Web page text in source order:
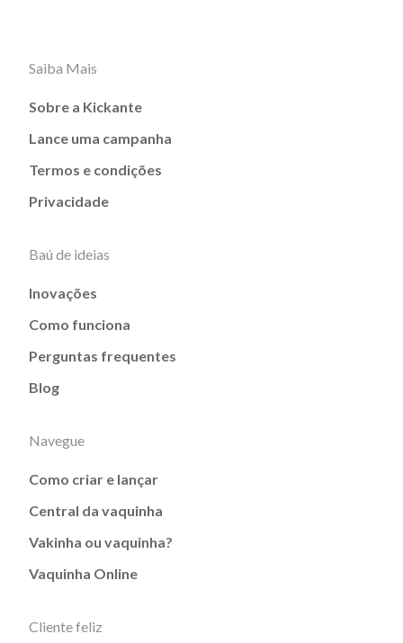
Saiba Mais
Sobre a Kickante
Lance uma campanha
Termos e condições
Privacidade
Baú de ideias
Inovações
Como funciona
Perguntas frequentes
Blog
Navegue
Como criar e lançar
Central da vaquinha
Vakinha ou vaquinha?
Vaquinha Online
Cliente feliz